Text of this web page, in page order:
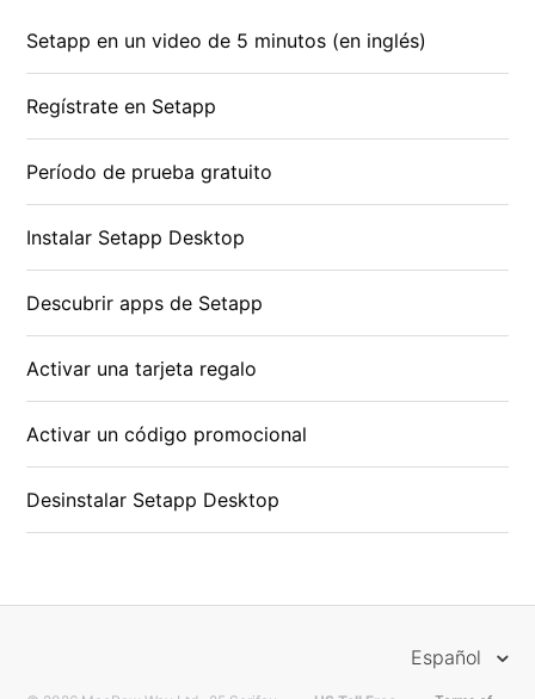
Setapp en un video de 5 minutos (en inglés)
Regístrate en Setapp
Período de prueba gratuito
Instalar Setapp Desktop
Descubrir apps de Setapp
Activar una tarjeta regalo
Activar un código promocional
Desinstalar Setapp Desktop
Español